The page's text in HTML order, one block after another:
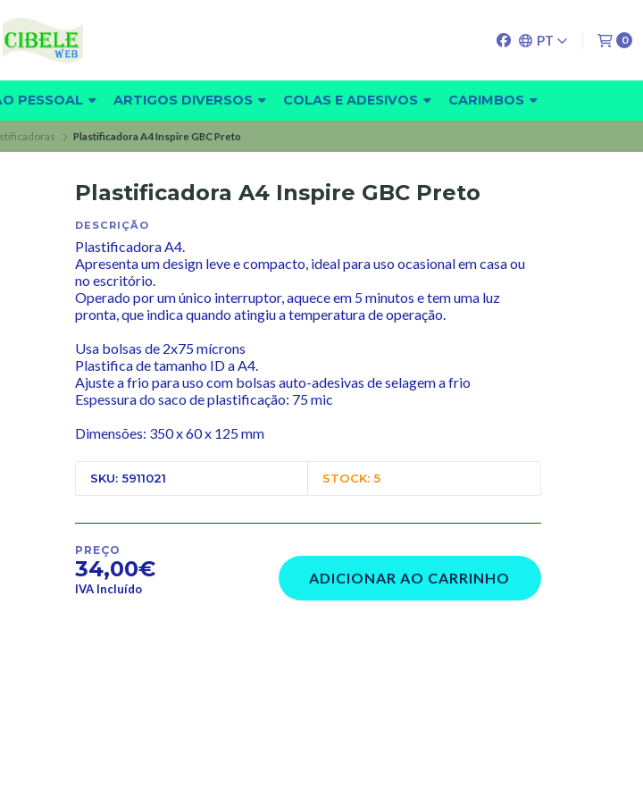
PT 0
PESSOAL ARTIGOS DIVERSOS COLAS E ADESIVOS CARIMBOS
Plastificadora A4 Inspire GBC Preto
Plastificadora A4 Inspire GBC Preto
DESCRIÇÃO
Plastificadora A4.
Apresenta um design leve e compacto, ideal para uso ocasional em casa ou
no escritório.
Operado por um único interruptor, aquece em 5 minutos e tem uma luz
pronta, que indica quando atingiu a temperatura de operação.
Usa bolsas de 2x75 mícrons
Plastifica de tamanho ID a A4.
Ajuste a frio para uso com bolsas auto-adesivas de selagem a frio
Espessura do saco de plastificação: 75 mic
Dimensões: 350 x 60 x 125 mm
SKU: 5911021 STOCK: 5
PREÇO
34,00€
IVA Incluído
ADICIONAR AO CARRINHO